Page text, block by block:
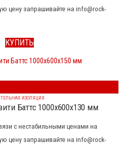
цену запрашивайте на info@rock-
КУПИТЬ
ИЗОЛЯЦИЯ
Баттс 1000x600x130 мм
с нестабильными ценами на
цену запрашивайте на info@rock-